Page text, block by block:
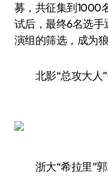
募，共征集到1000
试后，最终6名选
演组的筛选，成为
北影“总攻大人”
浙大“希拉里”郭